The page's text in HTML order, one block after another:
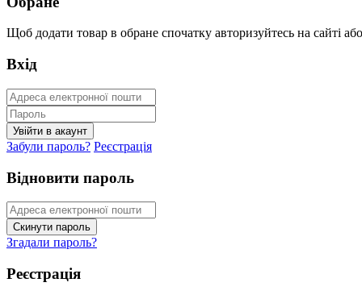
Щоб додати товар в обране спочатку авторизуйтесь на сайті або
Вхід
Забули пароль? Реєстрація
Відновити пароль
Згадали пароль?
Реєстрація